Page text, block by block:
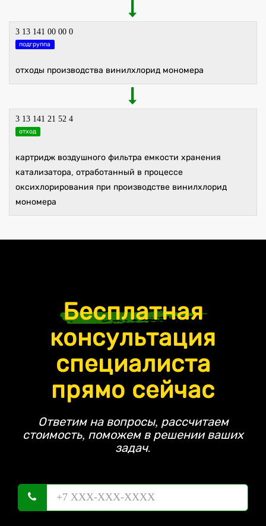
3 13 141 00 00 0
подгруппа
отходы производства винилхлорид мономера
3 13 141 21 52 4
отход
картридж воздушного фильтра емкости хранения
катализатора, отработанный в процессе
оксихлорирования при производстве винилхлорид
мономера
Бесплатная
консультация
специалиста
прямо сейчас
Ответим на вопросы, рассчитаем
стоимость, поможем в решении ваших
задач.